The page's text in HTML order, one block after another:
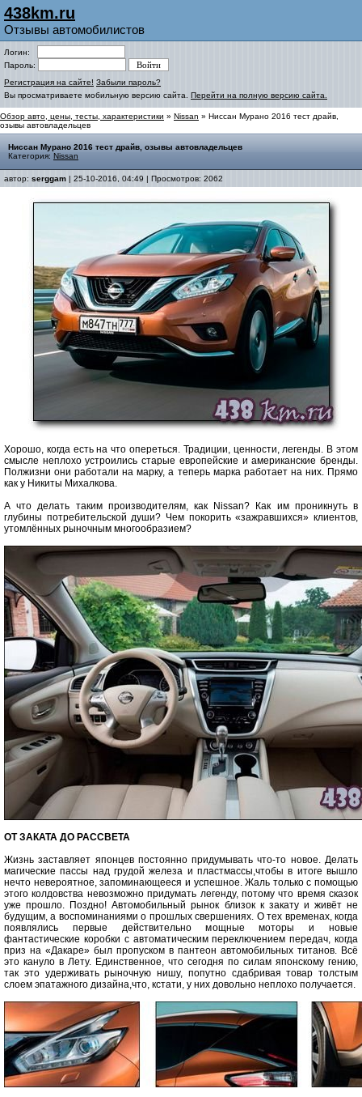
438km.ru
Отзывы автомобилистов
Логин:
Пароль:
Регистрация на сайте! Забыли пароль?
Вы просматриваете мобильную версию сайта. Перейти на полную версию сайта.
Обзор авто, цены, тесты, характеристики » Nissan » Ниссан Мурано 2016 тест драйв,
озывы автовладельцев
Ниссан Мурано 2016 тест драйв, озывы автовладельцев
Категория: Nissan
автор: serggam | 25-10-2016, 04:49 | Просмотров: 2062
Хорошо, когда есть на что опереться. Традиции, ценности, легенды. В этом
смысле неплохо устроились старые европейские и американские бренды.
Полжизни они работали на марку, а теперь марка работает на них. Прямо
как у Никиты Михалкова.
А что делать таким производителям, как Nissan? Как им проникнуть в
глубины потребительской души? Чем покорить «зажравшихся» клиентов,
утомлённых рыночным многообразием?
ОТ ЗАКАТА ДО РАССВЕТА
Жизнь заставляет японцев постоянно придумывать что-то новое. Делать
магические пассы над грудой железа и пластмассы,чтобы в итоге вышло
нечто невероятное, запоминающееся и успешное. Жаль только с помощью
этого колдовства невозможно придумать легенду, потому что время сказок
уже прошло. Поздно! Автомобильный рынок близок к закату и живёт не
будущим, а воспоминаниями о прошлых свершениях. О тех временах, когда
появлялись первые действительно мощные моторы и новые
фантастические коробки с автоматическим переключением передач, когда
приз на «Дакаре» был пропуском в пантеон автомобильных титанов. Всё
это кануло в Лету. Единственное, что сегодня по силам японскому гению,
так это удерживать рыночную нишу, попутно сдабривая товар толстым
слоем эпатажного дизайна,что, кстати, у них довольно неплохо получается.